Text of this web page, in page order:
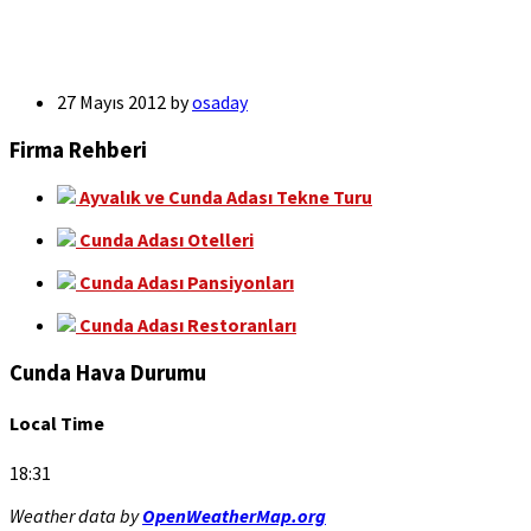
27 Mayıs 2012 byosaday
Firma Rehberi
Ayvalık ve Cunda Adası Tekne Turu
Cunda Adası Otelleri
Cunda Adası Pansiyonları
Cunda Adası Restoranları
Cunda Hava Durumu
Local Time
18:31
Weather data byOpenWeatherMap.org